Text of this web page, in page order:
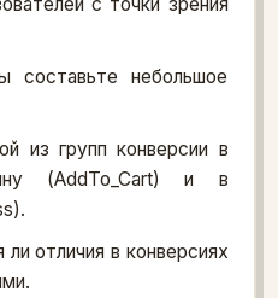
небольшое
из групп конверсии в
(AddTo_Cart) и в
отличия в конверсиях